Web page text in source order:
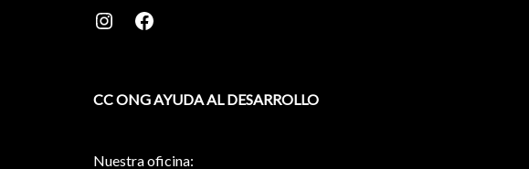
CC ONG AYUDA AL DESARROLLO
Nuestra oficina: